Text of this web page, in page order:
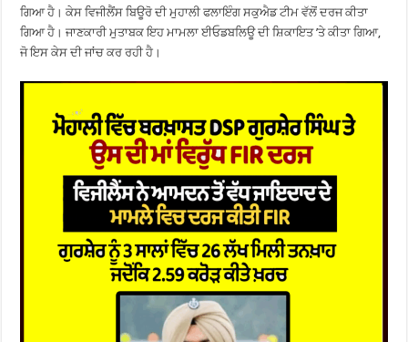
ਗਿਆ ਹੈ। ਕੇਸ ਵਿਜੀਲੈਂਸ ਬਿਊਰੋ ਦੀ ਮੁਹਾਲੀ ਫਲਾਇੰਗ ਸਕੁਐਡ ਟੀਮ ਵੱਲੋਂ ਦਰਜ ਕੀਤਾ
ਗਿਆ ਹੈ। ਜਾਣਕਾਰੀ ਮੁਤਾਬਕ ਇਹ ਮਾਮਲਾ ਈਓਡਬਲਿਊ ਦੀ ਸ਼ਿਕਾਇਤ ’ਤੇ ਕੀਤਾ ਗਿਆ,
ਜੋ ਇਸ ਕੇਸ ਦੀ ਜਾਂਚ ਕਰ ਰਹੀ ਹੈ।